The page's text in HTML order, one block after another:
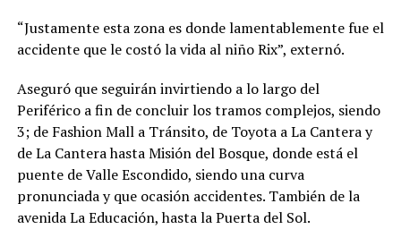
“Justamente esta zona es donde lamentablemente fue el
accidente que le costó la vida al niño Rix”, externó.
Aseguró que seguirán invirtiendo a lo largo del
Periférico a fin de concluir los tramos complejos, siendo
3; de Fashion Mall a Tránsito, de Toyota a La Cantera y
de La Cantera hasta Misión del Bosque, donde está el
puente de Valle Escondido, siendo una curva
pronunciada y que ocasión accidentes. También de la
avenida La Educación, hasta la Puerta del Sol.